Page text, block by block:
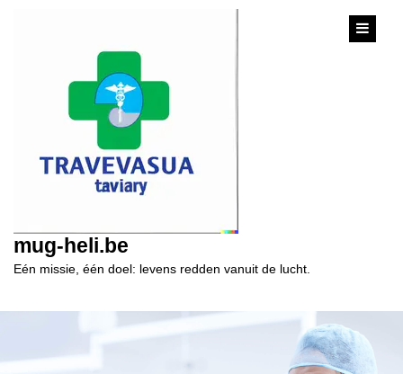
mug-heli.be
Eén missie, één doel: levens redden vanuit de lucht.